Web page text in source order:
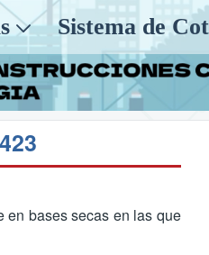
Sistema de
en bases secas en las que